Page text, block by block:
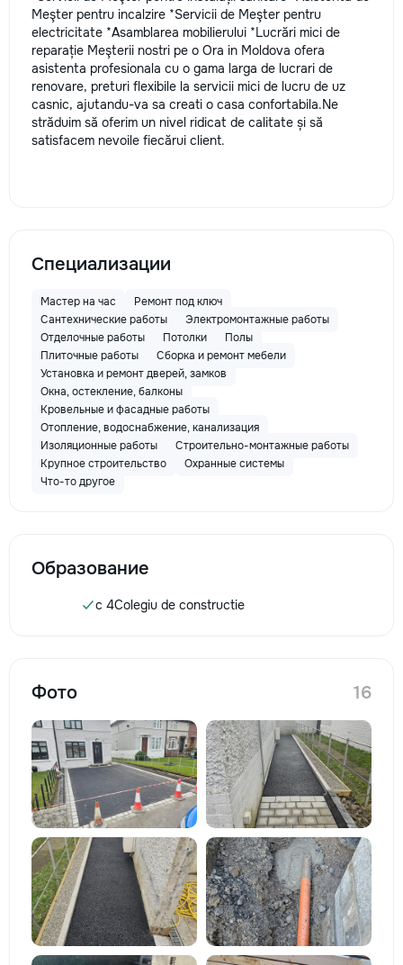
Meşter pentru incalzire *Servicii de Meşter pentru
electricitate *Asamblarea mobilierului *Lucrări mici de
reparație Meşterii nostri pe o Ora in Moldova ofera
asistenta profesionala cu o gama larga de lucrari de
renovare, preturi flexibile la servicii mici de lucru de uz
casnic, ajutandu-va sa creati o casa confortabila.Ne
străduim să oferim un nivel ridicat de calitate și să
satisfacem nevoile fiecărui client.
Специализации
Мастер на час
Ремонт под ключ
Сантехнические работы
Электромонтажные работы
Отделочные работы
Потолки
Полы
Плиточные работы
Сборка и ремонт мебели
Установка и ремонт дверей, замков
Окна, остекление, балконы
Кровельные и фасадные работы
Отопление, водоснабжение, канализация
Изоляционные работы
Строительно-монтажные работы
Крупное строительство
Охранные системы
Что-то другое
Образование
c 4Colegiu de constructie
Фото 16